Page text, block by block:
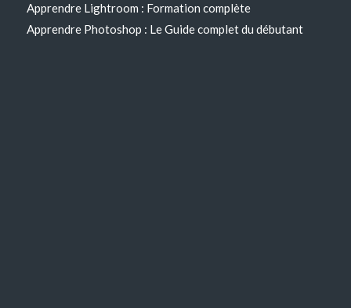
Apprendre Lightroom : Formation complète
Apprendre Photoshop : Le Guide complet du débutant